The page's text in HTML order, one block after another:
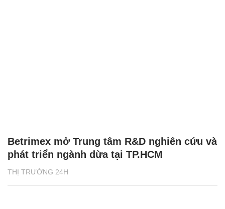
THỊ TRƯỜNG 24H
Betrimex mở Trung tâm R&D nghiên cứu và
phát triển ngành dừa tại TP.HCM